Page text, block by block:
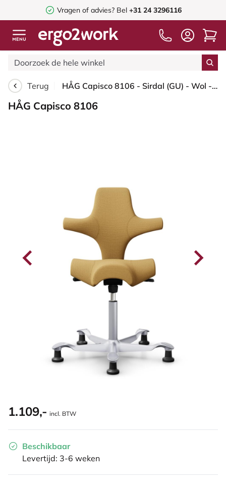
Vragen of advies? Bel +31 24 3296116
Terug HÅG Capisco 8106 - Sirdal (GU) - Wol - SRD320 - Ochre - Framekleur - Zilver - Gasveer - 265 mm (Zithoogte 53-79cm) - Vloercontact - Glijdoppen - Voetenring - Nee, geen voetenring - Voetster - Nee, voetster in framekleur
HÅG Capisco 8106
1.109,- incl. BTW
Beschikbaar
Levertijd: 3-6 weken